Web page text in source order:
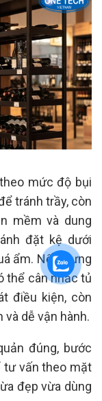
mức độ bụi
tránh trầy, còn
mềm và dung
đặt kệ dưới
ẩm. Nếu trưng
thể cân nhắc tủ
điều kiện, còn
và dễ vận hành.
đúng, bước
tư vấn theo mặt
đẹp vừa dùng